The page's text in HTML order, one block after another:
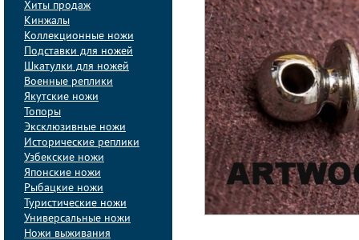
Хиты продаж
Кинжалы
Коллекционные ножи
Подставки для ножей
Шкатулки для ножей
Военные реплики
Якутские ножи
Топоры
Эксклюзивные ножи
Исторические реплики
Узбекские ножи
Японские ножи
Рыбацкие ножи
Туристические ножи
Универсальные ножи
Ножи выживания